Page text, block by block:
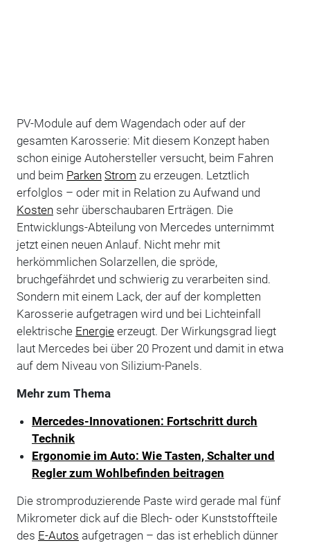
PV-Module auf dem Wagendach oder auf der
gesamten Karosserie: Mit diesem Konzept haben
schon einige Autohersteller versucht, beim Fahren
und beim Parken Strom zu erzeugen. Letztlich
erfolglos – oder mit in Relation zu Aufwand und
Kosten sehr überschaubaren Erträgen. Die
Entwicklungs-Abteilung von Mercedes unternimmt
jetzt einen neuen Anlauf. Nicht mehr mit
herkömmlichen Solarzellen, die spröde,
bruchgefährdet und schwierig zu verarbeiten sind.
Sondern mit einem Lack, der auf der kompletten
Karosserie aufgetragen wird und bei Lichteinfall
elektrische Energieerzeugt. Der Wirkungsgrad liegt
laut Mercedes bei über 20 Prozent und damit in etwa
auf dem Niveau von Silizium-Panels.
Mehr zum Thema
Mercedes-Innovationen: Fortschritt durch
Technik
Ergonomie im Auto: Wie Tasten, Schalter und
Regler zum Wohlbefinden beitragen
Die stromproduzierende Paste wird gerade mal fünf
Mikrometer dick auf die Blech- oder Kunststoffteile
des E-Autos aufgetragen – das ist erheblich dünner